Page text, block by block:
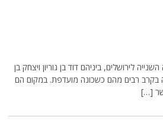
לירושלים, ביניהם דוד בן גוריון ויצחק בן
בקרב רבים מהם כשכונה מועדפת. במקום הם
[…]